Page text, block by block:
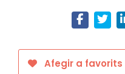
Afegir a favorits